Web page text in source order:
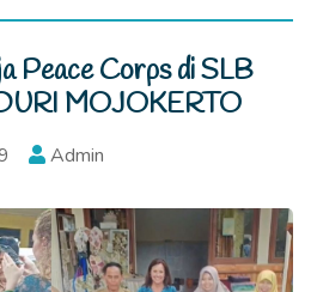
Peace Corps di SLB
MOJOKERTO
Admin